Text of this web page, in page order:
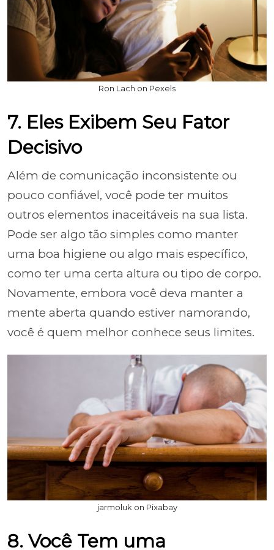
Ron Lach on Pexels
7. Eles Exibem Seu Fator
Decisivo
Além de comunicação inconsistente ou
pouco confiável, você pode ter muitos
outros elementos inaceitáveis na sua lista.
Pode ser algo tão simples como manter
uma boa higiene ou algo mais específico,
como ter uma certa altura ou tipo de corpo.
Novamente, embora você deva manter a
mente aberta quando estiver namorando,
você é quem melhor conhece seus limites.
jarmoluk on Pixabay
8. Você Tem uma